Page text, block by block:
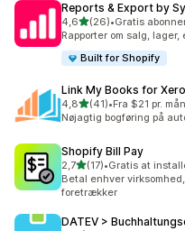
Reports & Export by
4,6ud af 5 stjerner
(26)
26 anmeldelser i alt
•Gratis
Rapporter om salg,
Built for Shopify
Link My Books for
4,8ud af 5 stjerner
(41)
41 anmeldelser i alt
•Fra $21 pr.
Nøjagtig bogføring på
Shopify Bill Pay
2,7ud af 5 stjerner
(17)
17 anmeldelser i alt
•Gratis at
Betal enhver
foretrækker
DATEV >